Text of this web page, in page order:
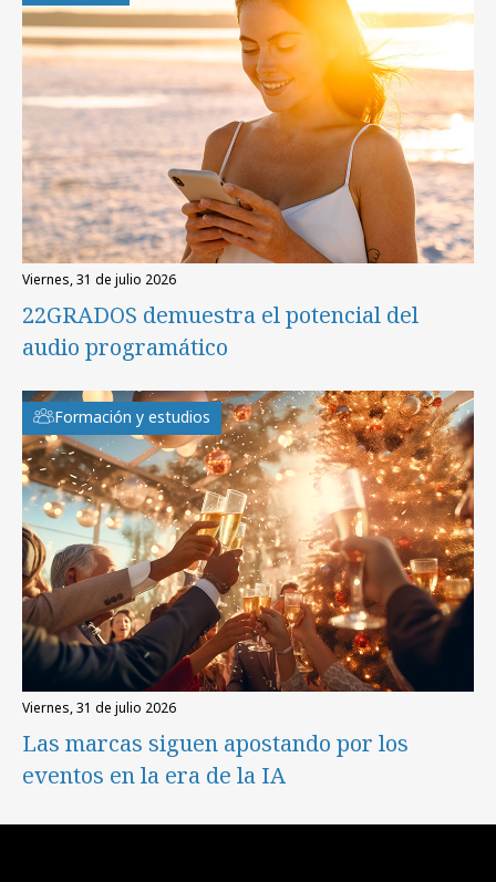
viernes, 31 de julio 2026
22GRADOS demuestra el potencial del
audio programático
Formación y estudios
viernes, 31 de julio 2026
Las marcas siguen apostando por los
eventos en la era de la IA